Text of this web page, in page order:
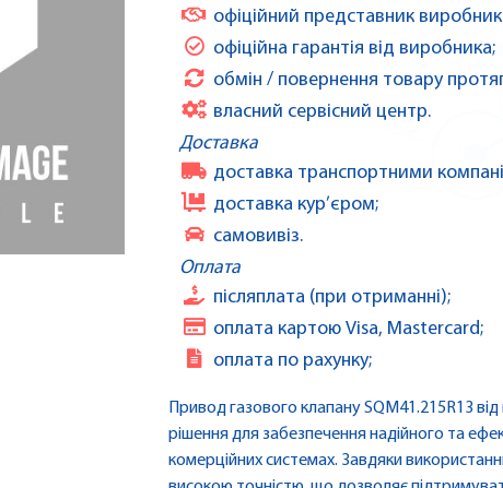
офіційний представник
офіційна гарантія від виробника;
обмін / повернення товару
власний сервісний центр.
Доставка
доставка транспортними
доставка кур’єром;
самовивіз.
Оплата
післяплата (при отриманні);
оплата картою Visa, Mastercard;
оплата по рахунку;
Привод газового клапану SQM41.215R13
рішення для забезпечення надійного та
комерційних системах. Завдяки